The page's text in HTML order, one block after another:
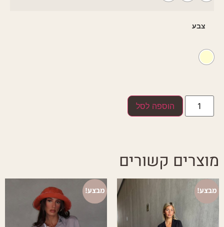
צבע
הוספה לסל
מוצרים קשורים
מבצע! מבצע!